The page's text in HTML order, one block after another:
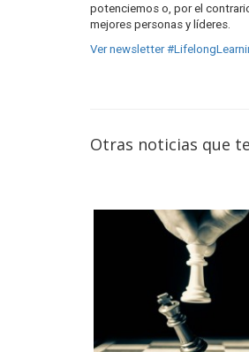
potenciemos o, por el
mejores personas y líderes.
Ver newsletter
Otras noticias que